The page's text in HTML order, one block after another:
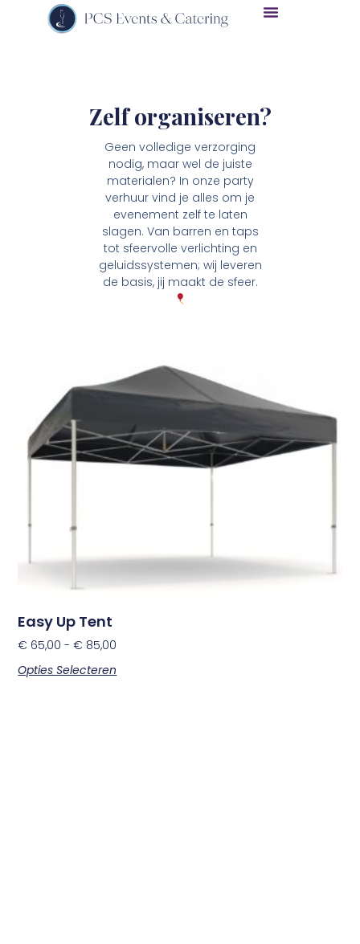
Zelf organiseren?
Geen volledige verzorging
nodig, maar wel de juiste
materialen? In onze party
verhuur vind je alles om je
evenement zelf te laten
slagen. Van barren en taps
tot sfeervolle verlichting en
geluidssystemen; wij leveren
de basis, jij maakt de sfeer.
Easy Up Tent
€ 65,00 - € 85,00
Opties Selecteren